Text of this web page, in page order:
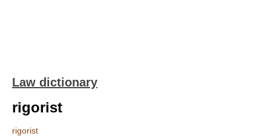
Law dictionary
rigorist
rigorist